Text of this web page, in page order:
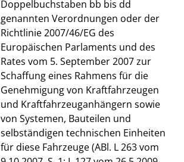
Doppelbuchstaben bb bis dd
genannten Verordnungen oder der
Richtlinie 2007/46/EG des
Europäischen Parlaments und des
Rates vom 5. September 2007 zur
Schaffung eines Rahmens für die
Genehmigung von Kraftfahrzeugen
und Kraftfahrzeuganhängern sowie
von Systemen, Bauteilen und
selbständigen technischen Einheiten
für diese Fahrzeuge (ABl. L 263 vom